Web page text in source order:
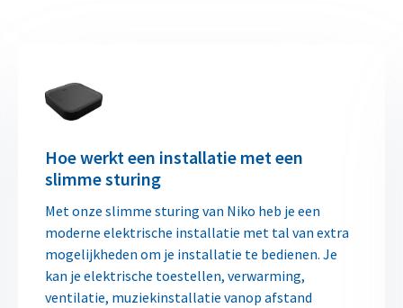
Hoe werkt een installatie met een
slimme sturing
Met onze slimme sturing van Niko heb je een
moderne elektrische installatie met tal van extra
mogelijkheden om je installatie te bedienen. Je
kan je elektrische toestellen, verwarming,
ventilatie, muziekinstallatie vanop afstand